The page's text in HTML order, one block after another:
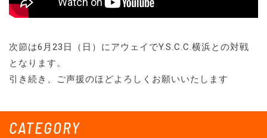
CATEGORY
次節は6月23日（日）にアウェイでY.S.C.C.横浜との対戦
となります。
引き続き、ご声援のほどよろしくお願いいたします